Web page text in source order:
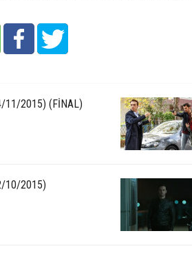
11/2015) (FİNAL)
10/2015)